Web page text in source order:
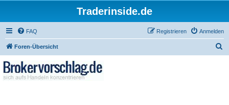
Traderinside.de
FAQ Anmelden
Registrieren
Foren-Übersicht